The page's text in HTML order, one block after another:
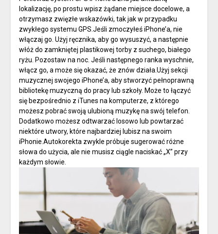
lokalizację, po prostu wpisz żądane miejsce docelowe, a
otrzymasz zwięzłe wskazówki, tak jak w przypadku
zwykłego systemu GPS.Jeśli zmoczyłeś iPhone’a, nie
włączaj go. Użyj ręcznika, aby go wysuszyć, a następnie
włóż do zamkniętej plastikowej torby z suchego, białego
ryżu. Pozostaw na noc. Jeśli następnego ranka wyschnie,
włącz go, a może się okazać, że znów działa.Użyj sekcji
muzycznej swojego iPhone’a, aby stworzyć pełnoprawną
bibliotekę muzyczną do pracy lub szkoły. Może to łączyć
się bezpośrednio z iTunes na komputerze, z którego
możesz pobrać swoją ulubioną muzykę na swój telefon.
Dodatkowo możesz odtwarzać losowo lub powtarzać
niektóre utwory, które najbardziej lubisz na swoim
iPhonie.Autokorekta zwykle próbuje sugerować różne
słowa do użycia, ale nie musisz ciągle naciskać „X” przy
każdym słowie.